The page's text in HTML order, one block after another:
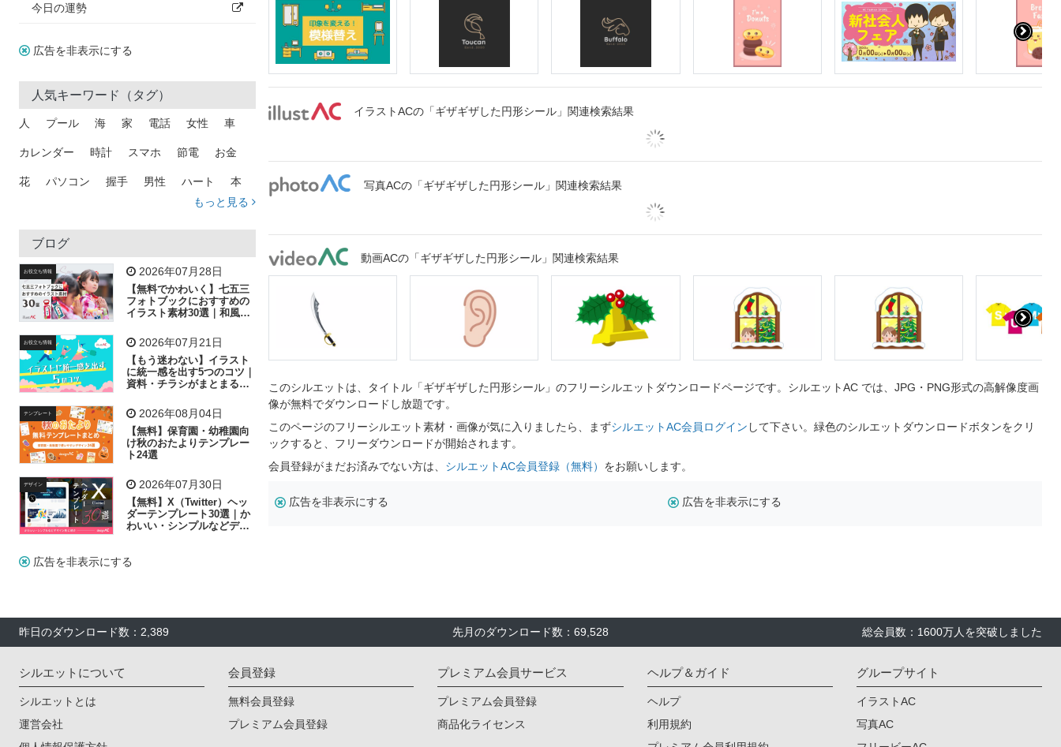
今日の運勢
広告を非表示にする
人気キーワード（タグ）
人 プール 海 家 電話 女性 車
カレンダー 時計 スマホ 節電 お金
花 パソコン 握手 男性 ハート 本
トラック 木
吹き出し
飛行機 グラフ ビル 魚 家族 書類
歩く 工場 会社 太陽 キラキラ
子供 作業員 相談 ピクトグラム
もっと見る
ブログ
お役立ち情報 2026年07月28日
【無料でかわいく】七五三
フォトブックにおすすめの
イラスト素材30選｜和風の
お役立ち情報 2026年07月21日
【もう迷わない】イラスト
に統一感を出す5つのコツ｜
資料・チラシがまとまるフ
テンプレート 2026年08月04日
【無料】保育園・幼稚園向
け秋のおたよりテンプレー
ト24選
デザイン 2026年07月30日
【無料】X（Twitter）ヘッ
ダーテンプレート30選｜か
わいい・シンプルなどデザ
広告を非表示にする
イラストACの「ギザギザした円形シール」関連検索結果
写真ACの「ギザギザした円形シール」関連検索結果
動画ACの「ギザギザした円形シール」関連検索結果
このシルエットは、タイトル「ギザギザした円形シール」のフリーシルエットダウンロードページです。シルエットAC では、JPG・PNG形式の高解像度画
像が無料でダウンロードし放題です。
このページのフリーシルエット素材・画像が気に入りましたら、まずシルエットAC会員ログイン して下さい。緑色のシルエットダウンロードボタンをクリ
ックすると、フリーダウンロードが開始されます。
会員登録がまだお済みでない方は、 シルエットAC会員登録（無料） をお願いします。
広告を非表示にする 広告を非表示にする
昨日のダウンロード数：2,389 先月のダウンロード数：69,528 総会員数：1600万人を突破しました
シルエットについて
シルエットとは
運営会社
会員登録
無料会員登録
プレミアム会員登録
プレミアム会員サービス
プレミアム会員登録
商品化ライセンス
ヘルプ＆ガイド
ヘルプ
利用規約
グループサイト
イラストAC
写真AC